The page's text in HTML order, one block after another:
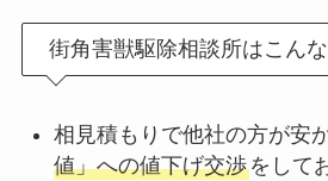
街角害獣駆除相談所はこん
相見積もりで他社の方が安
値」への値下げ交渉をして